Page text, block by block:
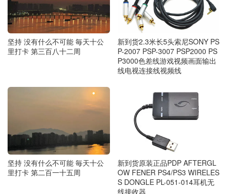
坚持 没有什么不可能 毎天十公
里打卡 第三百八十二周
新到货2.3米长5头索尼SONY PS
P-2007 PSP-3007 PSP2000 PS
P3000色差线游戏视频画面输出
线电视连接线视频线
坚持 没有什么不可能 毎天十公
里打卡 第二百一十五周
新到货原装正品PDP AFTERGL
OW FENER PS4/PS3 WIRELES
S DONGLE PL-051-014耳机无
线接收器